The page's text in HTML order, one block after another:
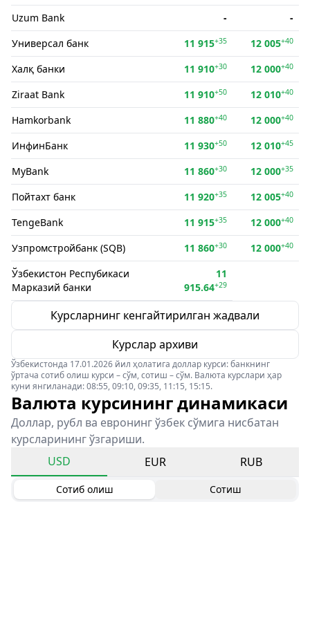
Uzum Bank -
-
Универсал банк
11 915+35 12 005+40
Халқ банки 11 910+30 12 000+40
Ziraat Bank 11 910+50 12 010+40
Hamkorbank 11 880+40 12 000+40
ИнфинБанк 11 930+50 12 010+45
MyBank 11 860+30 12 000+35
Пойтахт банк 11 920+35 12 005+40
TengeBank 11 915+35 12 000+40
Узпромстройбанк (SQB) 11 860+30 12 000+40
Ўзбекистон Респубикаси
Марказий банки
11
915.64+29
Курсларнинг кенгайтирилган жадвали
Курслар архиви
Ўзбекистонда 17.01.2026 йил ҳолатига доллар курси: банкнинг
ўртача сотиб олиш курси – сўм, сотиш – сўм. Валюта курслари ҳар
куни янгиланади: 08:55, 09:10, 09:35, 11:15, 15:15.
Валюта курсининг динамикаси
Доллар, рубл ва евронинг ўзбек сўмига нисбатан
курсларининг ўзгариши.
USD
EUR RUB
Сотиб олиш Сотиш